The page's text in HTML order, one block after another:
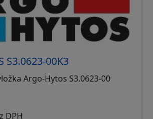
S3.0623-00K3
Argo-Hytos S3.0623-00
DPH